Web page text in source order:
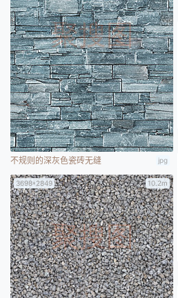
不规则的深灰色瓷砖无缝 jpg
3698*2849 10.2m